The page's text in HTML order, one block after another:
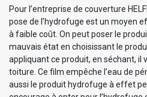
Pour l’entreprise de couverture
pose de l’hydrofuge est un moyen
à faible coût. On peut poser le
mauvais état en choisissant le
appliquant ce produit, en séchant, il
toiture. Ce film empêche l’eau de
aussi le produit hydrofuge à effet